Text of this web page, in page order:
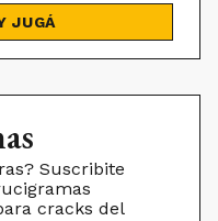
JUGÁ
Suscribite
cracks del